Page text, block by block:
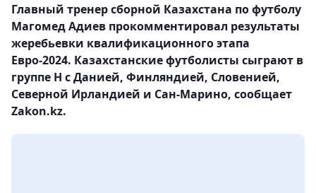
Главный тренер сборной Казахстана по футболу
Магомед Адиев прокомментировал результаты
жеребьевки квалификационного этапа
Евро-2024. Казахстанские футболисты сыграют в
группе H с Данией, Финляндией, Словенией,
Северной Ирландией и Сан‑Марино, сообщает
Zakon.kz.